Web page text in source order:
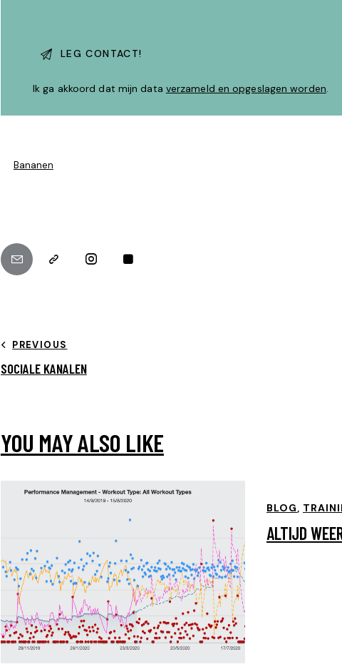
Ik ga akkoord dat mijn data verzameld en opgeslagen worden.
Bananen
PREVIOUS
SOCIALE KANALEN
YOU MAY ALSO LIKE
BLOG,
ALTIJD